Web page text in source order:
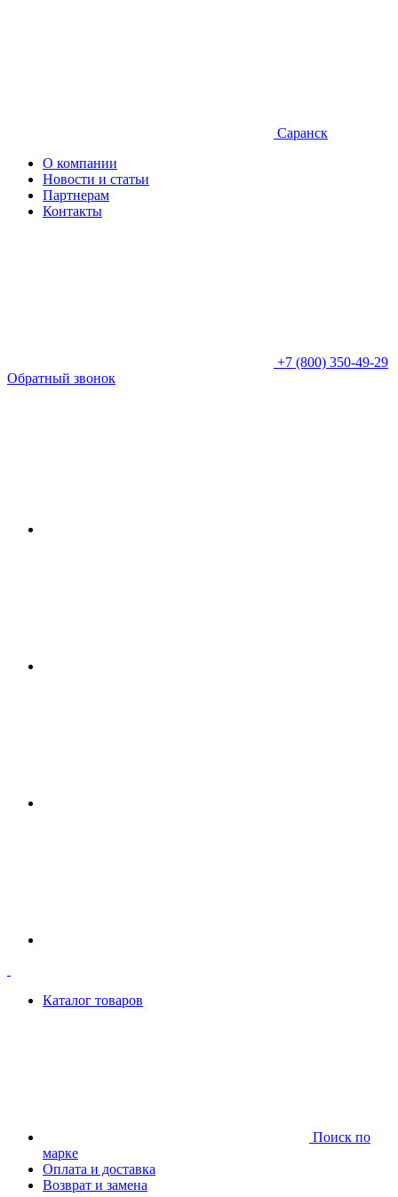
Саранск
О компании
Новости и статьи
Партнерам
Контакты
+7 (800) 350-49-29
Обратный звонок
Каталог товаров
Поиск по
марке
Оплата и доставка
Возврат и замена